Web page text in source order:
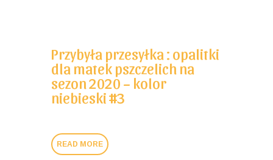
Przybyła przesyłka : opalitki
dla matek pszczelich na
sezon 2020 – kolor
niebieski #3
READ MORE